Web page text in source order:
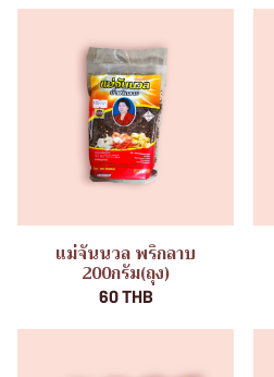
แม่จันนวล พริกลาบ
200กรัม(ถุง)
60 THB